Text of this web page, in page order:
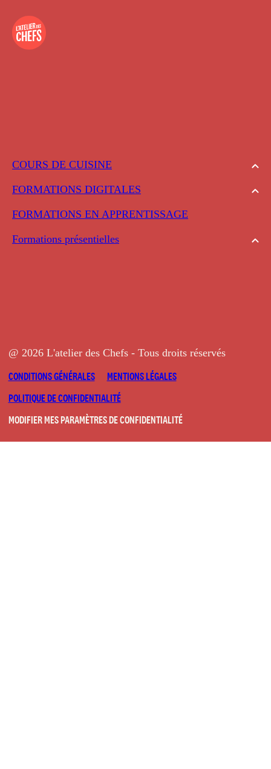
COURS DE CUISINE
FORMATIONS DIGITALES
FORMATIONS EN APPRENTISSAGE
Formations présentielles
@ 2026 L'atelier des Chefs - Tous droits réservés
CONDITIONS GÉNÉRALES
MENTIONS LÉGALES
POLITIQUE DE CONFIDENTIALITÉ
MODIFIER MES PARAMÈTRES DE CONFIDENTIALITÉ